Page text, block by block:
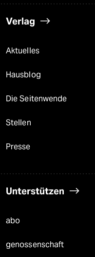
Verlag
Aktuelles
Hausblog
Die Seitenwende
Stellen
Presse
Unterstützen
abo
genossenschaft